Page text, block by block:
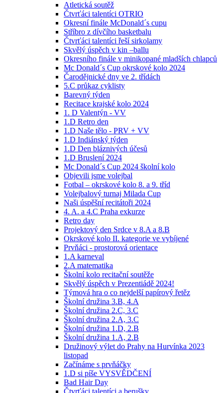
Atletická soutěž
Čtvrťáci talentíci OTRIO
Okresní finále McDonald´s cupu
Stříbro z dívčího basketbalu
Čtvrťáci talentíci řeší sirkolamy
Skvělý úspěch v kin –ballu
Okresního finále v minikopané mladších chlapců
Mc Donald´s Cup okrskové kolo 2024
Čarodějnické dny ve 2. třídách
5.C průkaz cyklisty
Barevný týden
Recitace krajské kolo 2024
1. D Valentýn - VV
1.D Retro den
1.D Naše tělo - PRV + VV
1.D Indiánský týden
1.D Den bláznivých účesů
1.D Bruslení 2024
Mc Donald´s Cup 2024 školní kolo
Objevili jsme volejbal
Fotbal – okrskové kolo 8. a 9. tříd
Volejbalový turnaj Milada Cup
Naši úspěšní recitátoři 2024
4. A. a 4.C Praha exkurze
Retro day
Projektový den Srdce v 8.A a 8.B
Okrskové kolo II. kategorie ve vybíjené
Prvňáci - prostorová orientace
1.A karneval
2.A matematika
Školní kolo recitační soutěže
Skvělý úspěch v Prezentiádě 2024!
Týmová hra o co nejdelší papírový řetěz
Školní družina 3.B, 4.A
Školní družina 2.C, 3.C
Školní družina 2.A, 3.C
Školní družina 1.D, 2.B
Školní družina 1.A, 2.B
Družinový výlet do Prahy na Hurvínka 2023
listopad
Začínáme s prvňáčky
1.D si píše VYSVĚDČENÍ
Bad Hair Day